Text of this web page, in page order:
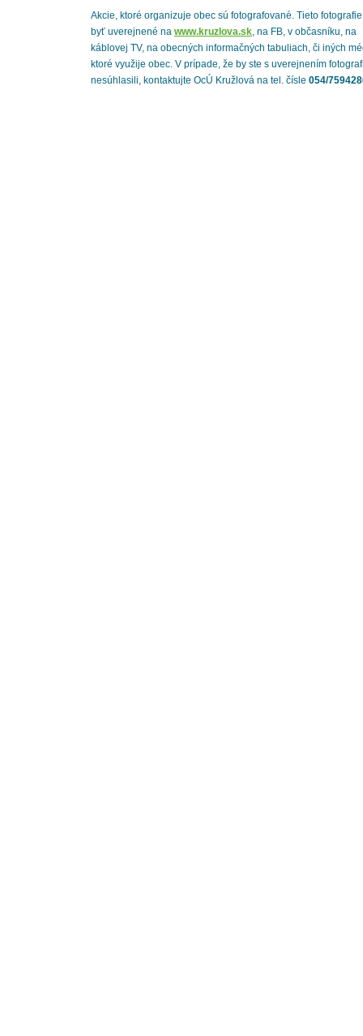
Akcie, ktoré organizuje obec sú fotografované. Tieto
byť uverejnené na www.kruzlova.sk, na FB, v občasníku, na
káblovej TV, na obecných informačných tabuliach, či iných
ktoré využije obec. V prípade, že by ste s uverejnením
nesúhlasili, kontaktujte OcÚ Kružlová na tel. čísle 054/